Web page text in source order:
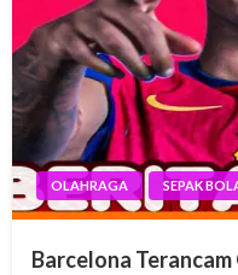
OLAHRAGA SEPAK
Barcelona